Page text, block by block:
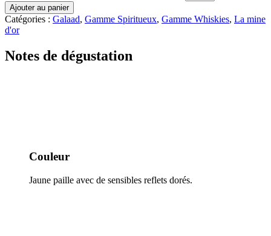
Ajouter au panier
Catégories : Galaad, Gamme Spiritueux, Gamme Whiskies, La mine
d'or
Notes de dégustation
Couleur
Jaune paille avec de sensibles reflets dorés.